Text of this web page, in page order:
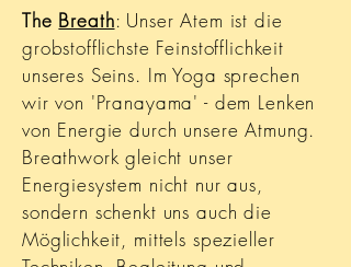
The Breath: Unser Atem ist die
grobstofflichste Feinstofflichkeit
unseres Seins. Im Yoga sprechen
wir von 'Pranayama' - dem Lenken
von Energie durch unsere Atmung.
Breathwork gleicht unser
Energiesystem nicht nur aus,
sondern schenkt uns auch die
Möglichkeit, mittels spezieller